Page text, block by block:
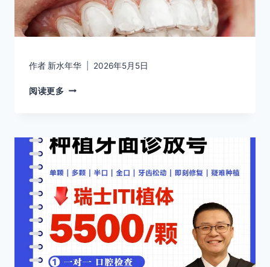
作者 新水年华 2026年5月5日
阅读更多